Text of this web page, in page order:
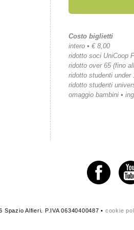
Costo biglietti
intero • € 8,00
ridotto soci UniCoop
ridotto over 65 (fino
ridotto studenti under
ridotto studenti
omaggio bambini •
Spazio Alfieri. P.IVA 06340400487 • cookie